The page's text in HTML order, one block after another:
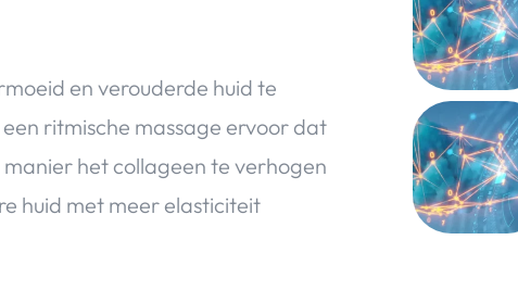
en verouderde huid te
ritmische massage ervoor dat
het collageen te verhogen
huid met meer elasticiteit